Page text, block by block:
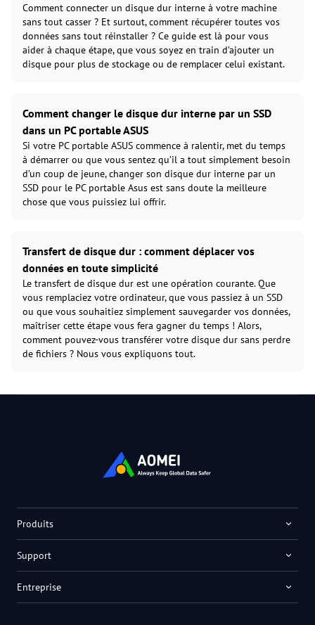
Comment connecter un disque dur interne à votre machine
sans tout casser ? Et surtout, comment récupérer toutes vos
données sans tout réinstaller ? Ce guide est là pour vous
aider à chaque étape, que vous soyez en train d’ajouter un
disque pour plus de stockage ou de remplacer celui existant.
Comment changer le disque dur interne par un SSD
dans un PC portable ASUS
Si votre PC portable ASUS commence à ralentir, met du temps
à démarrer ou que vous sentez qu’il a tout simplement besoin
d’un coup de jeune, changer son disque dur interne par un
SSD pour le PC portable Asus est sans doute la meilleure
chose que vous puissiez lui offrir.
Transfert de disque dur : comment déplacer vos
données en toute simplicité
Le transfert de disque dur est une opération courante. Que
vous remplaciez votre ordinateur, que vous passiez à un SSD
ou que vous souhaitiez simplement sauvegarder vos données,
maîtriser cette étape vous fera gagner du temps ! Alors,
comment pouvez-vous transférer votre disque dur sans perdre
de fichiers ? Nous vous expliquons tout.
Produits
Support
Entreprise